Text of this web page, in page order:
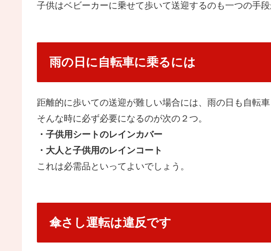
子供はベビーカーに乗せて歩いて送迎するのも一つの手段
雨の日に自転車に乗るには
距離的に歩いての送迎が難しい場合には、雨の日も自転車
そんな時に必ず必要になるのが次の２つ。
・子供用シートのレインカバー
・大人と子供用のレインコート
これは必需品といってよいでしょう。
傘さし運転は違反です